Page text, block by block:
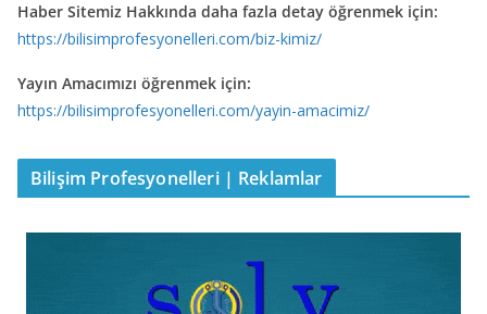
Haber Sitemiz Hakkında daha fazla detay öğrenmek için:
https://bilisimprofesyonelleri.com/biz-kimiz/
Yayın Amacımızı öğrenmek için:
https://bilisimprofesyonelleri.com/yayin-amacimiz/
Bilişim Profesyonelleri | Reklamlar